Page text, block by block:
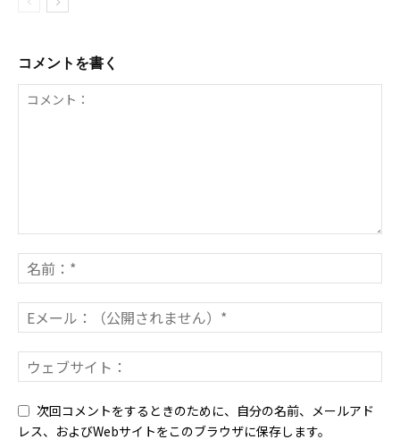
コメントを書く
次回コメントをするときのために、自分の名前、メールアド
レス、およびWebサイトをこのブラウザに保存します。